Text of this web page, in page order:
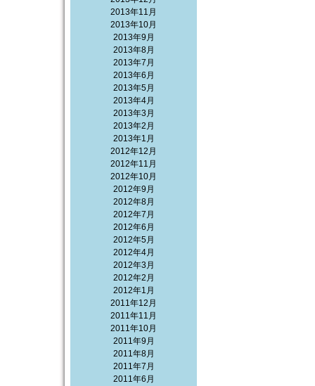
2013年11月
2013年10月
2013年9月
2013年8月
2013年7月
2013年6月
2013年5月
2013年4月
2013年3月
2013年2月
2013年1月
2012年12月
2012年11月
2012年10月
2012年9月
2012年8月
2012年7月
2012年6月
2012年5月
2012年4月
2012年3月
2012年2月
2012年1月
2011年12月
2011年11月
2011年10月
2011年9月
2011年8月
2011年7月
2011年6月